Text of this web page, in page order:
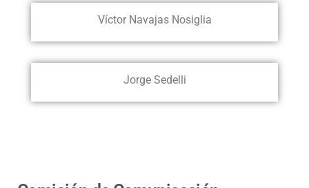
Víctor Navajas Nosiglia
Jorge Sedelli